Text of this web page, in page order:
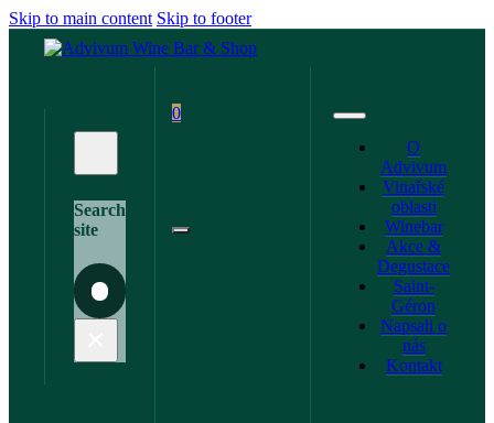
Skip to main content Skip to footer
Search
site
Search
0
O
Advivum
Vinařské
oblasti
Winebar
Akce &
Degustace
Saint-
Géron
Napsali o
nás
Kontakt